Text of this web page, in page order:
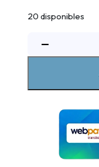
20 disponibles
−
2025
con
reja
original